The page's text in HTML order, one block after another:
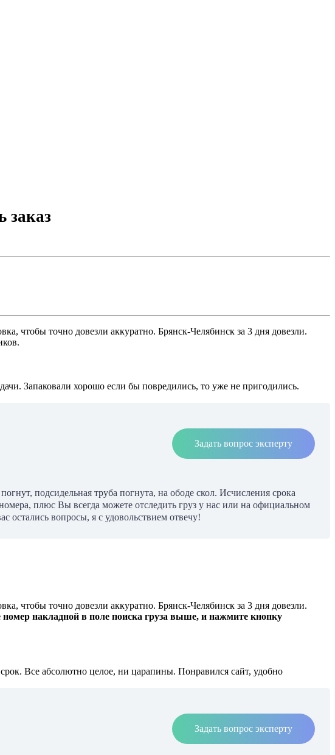
заказ
чтобы точно довезли аккуратно. Брянск-Челябинск за 3 дня довезли.
Запаковали хорошо если бы повредились, то уже не пригодились.
Задать вопрос эксперту
подсидельная труба погнута, на ободе скол. Исчисления срока
плюс Вы всегда можете отследить груз у нас или на официальном
остались вопросы, я с удовольствием отвечу!
чтобы точно довезли аккуратно. Брянск-Челябинск за 3 дня довезли.
накладной в поле поиска груза выше, и нажмите кнопку
Все абсолютно целое, ни царапины. Понравился сайт, удобно
Задать вопрос эксперту